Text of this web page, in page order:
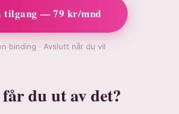
tilgang — 79 kr/mnd
binding · Avslutt når du vil
du ut av det?